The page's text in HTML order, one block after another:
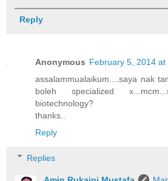
Reply
Anonymous February 5, 2014 at
assalammualaikum....saya nak
boleh specialized
biotechnology?
thanks..
Reply
Replies